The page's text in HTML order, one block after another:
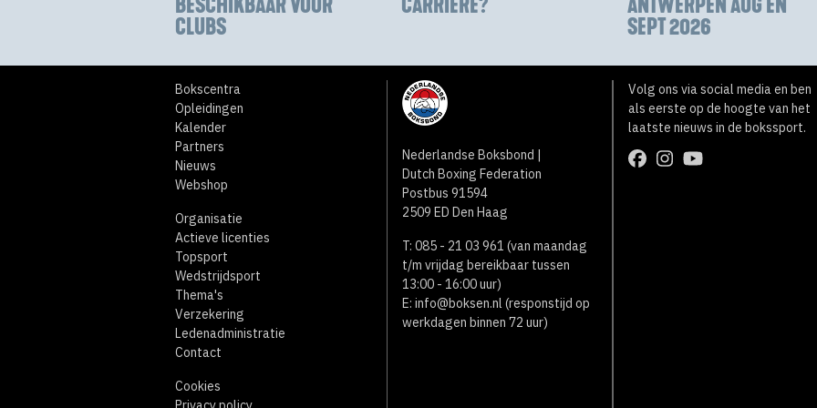
BESCHIKBAAR VOOR
CLUBS
CARRIÈRE?
ANTWERPEN AUG EN
SEPT 2026
Bokscentra
Opleidingen
Kalender
Partners
Nieuws
Webshop
Organisatie
Actieve licenties
Topsport
Wedstrijdsport
Thema's
Verzekering
Ledenadministratie
Contact
Cookies
Nederlandse Boksbond |
Dutch Boxing Federation
Postbus 91594
2509 ED Den Haag
T: 085 - 21 03 961 (van maandag
t/m vrijdag bereikbaar tussen
13:00 - 16:00 uur)
E: info@boksen.nl (responstijd op
werkdagen binnen 72 uur)
Volg ons via social media en ben
als eerste op de hoogte van het
laatste nieuws in de bokssport.